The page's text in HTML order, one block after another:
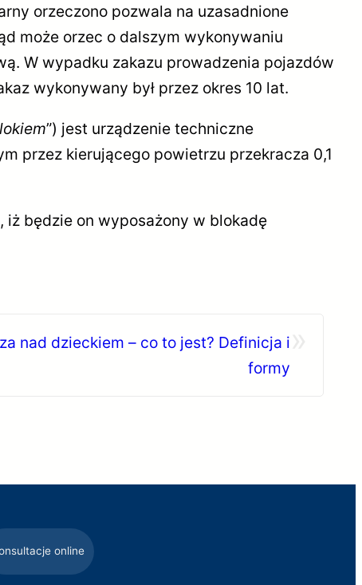
orzeczono pozwala na uzasadnione
może orzec o dalszym wykonywaniu
W wypadku zakazu prowadzenia pojazdów
wykonywany był przez okres 10 lat.
”) jest urządzenie techniczne
przez kierującego powietrzu przekracza 0,1
będzie on wyposażony w blokadę
nad dzieckiem – co to jest? Definicja i
formy
online